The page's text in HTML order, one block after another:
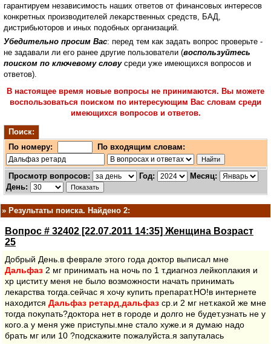
гарантируем независимость наших ответов от финансовых интересов
конкретных производителей лекарственных средств, БАД,
дистрибьюторов и иных подобных организаций.
Убедительно просим Вас: перед тем как задать вопрос проверьте -
не задавали ли его ранее другие пользователи (воспользуйтесь
поиском по ключевому словусреди уже имеющихся вопросов и
ответов).
В настоящее время новые вопросы не принимаются. Вы можете
воспользоваться поиском по интересующим Вас словам среди
имеющихся вопросов и ответов.
Поиск:
По номеру:
По входящим словам:
Просмотр вопросов: Год:
Месяц:
День:
» Результаты поиска. Найдено 2:
Вопрос # 32402 [22.07.2011 14:35] Женщина Возраст
25
Добрый День.в феврале этого года доктор выписал мне
Дальфаз 2 мг принимать на ночь по 1 т.диагноз лейкоплакия и
хр цистит.у меня не было возможности начать принимать
лекарства тогда.сейчас я хочу купить препарат.НО!в интернете
находится Дальфаз ретард дальфаз ср.и 2 мг нет.какой же мне
тогда покупать?доктора нет в городе и долго не будет.узнать не у
кого.а у меня уже приступы.мне стало хуже.и я думаю надо
брать мг или 10 ?подскажите пожалуйста.я запуталась